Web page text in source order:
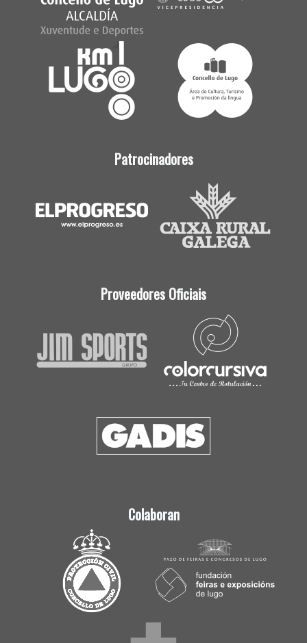
Patrocinadores
Proveedores Oficiais
Colaboran